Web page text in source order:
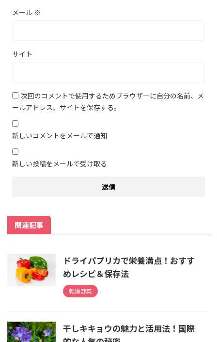
メール ※
サイト
次回のコメントで使用するためブラウザーに自分の名前、メ
ールアドレス、サイトを保存する。
新しいコメントをメールで通知
新しい投稿をメールで受け取る
関連記事
ドライパプリカで栄養満点！おすす
めレシピ＆保存法
乾燥野菜
干しキキョウの魅力と活用法！国際